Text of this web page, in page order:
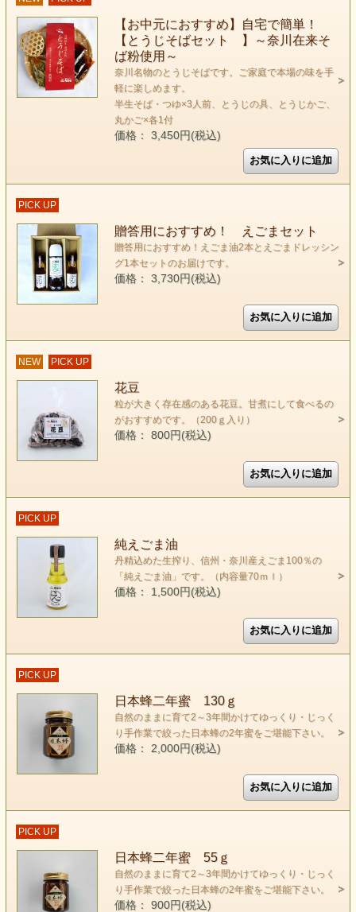
【お中元におすすめ】自宅で簡単！
【とうじそばセット 】～奈川在来そ
ば粉使用～
奈川名物のとうじそばです。ご家庭で本場の味を手
軽に楽しめます。
半生そば・つゆ×3人前、とうじの具、とうじかご、
丸かご×各1付
価格： 3,450円(税込)
PICK UP
贈答用におすすめ！ えごまセット
贈答用におすすめ！えごま油2本とえごまドレッシン
グ1本セットのお届けです。
価格： 3,730円(税込)
NEW PICK UP
花豆
粒が大きく存在感のある花豆。甘煮にして食べるの
がおすすめです。（200ｇ入り）
価格： 800円(税込)
PICK UP
純えごま油
丹精込めた生搾り、信州・奈川産えごま100％の
「純えごま油」です。（内容量70ｍｌ）
価格： 1,500円(税込)
PICK UP
日本蜂二年蜜 130ｇ
自然のままに育て2～3年間かけてゆっくり・じっく
り手作業で絞った日本蜂の2年蜜をご堪能下さい。
価格： 2,000円(税込)
PICK UP
日本蜂二年蜜 55ｇ
自然のままに育て2～3年間かけてゆっくり・じっく
り手作業で絞った日本蜂の2年蜜をご堪能下さい。
価格： 900円(税込)